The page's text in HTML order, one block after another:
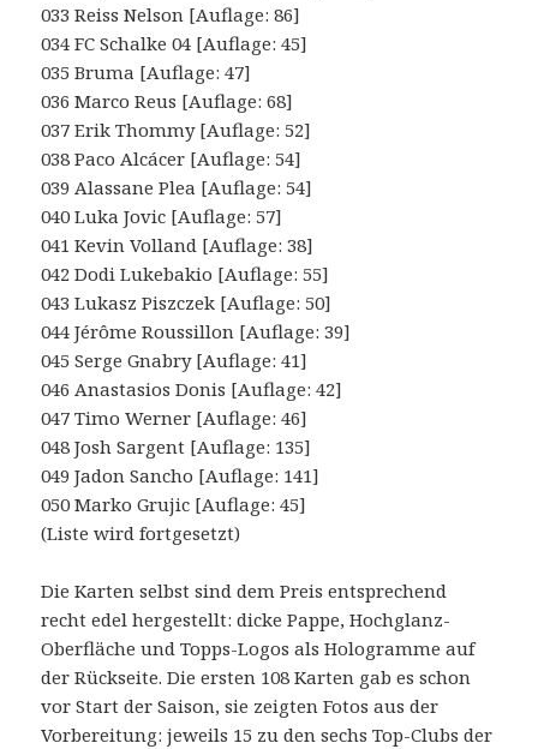
033 Reiss Nelson [Auflage: 86]
034 FC Schalke 04 [Auflage: 45]
035 Bruma [Auflage: 47]
036 Marco Reus [Auflage: 68]
037 Erik Thommy [Auflage: 52]
038 Paco Alcácer [Auflage: 54]
039 Alassane Plea [Auflage: 54]
040 Luka Jovic [Auflage: 57]
041 Kevin Volland [Auflage: 38]
042 Dodi Lukebakio [Auflage: 55]
043 Lukasz Piszczek [Auflage: 50]
044 Jérôme Roussillon [Auflage: 39]
045 Serge Gnabry [Auflage: 41]
046 Anastasios Donis [Auflage: 42]
047 Timo Werner [Auflage: 46]
048 Josh Sargent [Auflage: 135]
049 Jadon Sancho [Auflage: 141]
050 Marko Grujic [Auflage: 45]
(Liste wird fortgesetzt)
Die Karten selbst sind dem Preis entsprechend
recht edel hergestellt: dicke Pappe, Hochglanz-
Oberfläche und Topps-Logos als Hologramme auf
der Rückseite. Die ersten 108 Karten gab es schon
vor Start der Saison, sie zeigten Fotos aus der
Vorbereitung: jeweils 15 zu den sechs Top-Clubs der